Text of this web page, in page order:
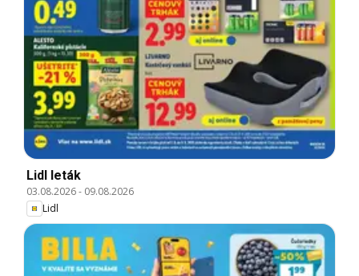
Lidl leták
03.08.2026- 09.08.2026
Lidl